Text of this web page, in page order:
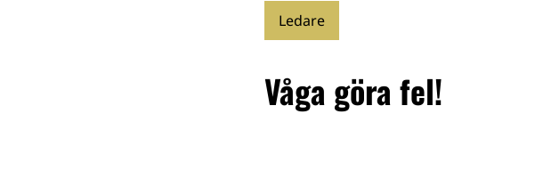
Ledare
Våga göra fel!